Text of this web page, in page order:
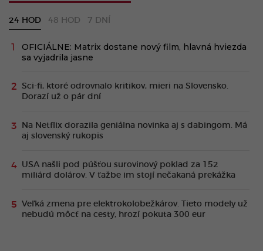
24 HOD 48 HOD 7 DNÍ
OFICIÁLNE: Matrix dostane nový film, hlavná hviezda
sa vyjadrila jasne
Sci-fi, ktoré odrovnalo kritikov, mieri na Slovensko.
Dorazí už o pár dní
Na Netflix dorazila geniálna novinka aj s dabingom. Má
aj slovenský rukopis
USA našli pod púšťou surovinový poklad za 152
miliárd dolárov. V ťažbe im stojí nečakaná prekážka
Veľká zmena pre elektrokolobežkárov. Tieto modely už
nebudú môcť na cesty, hrozí pokuta 300 eur